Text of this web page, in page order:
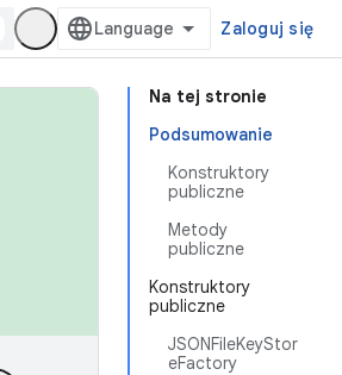
Zaloguj się
Na tej stronie
Podsumowanie
Konstruktory
publiczne
Metody
publiczne
Konstruktory
publiczne
JSONFileKeyStor
eFactory